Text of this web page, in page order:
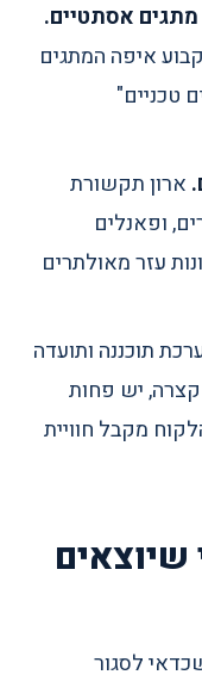
מתגים אסתטיים.
איפה המתגים
טכניים"
ארון תקשורת
ופאנלים
עזר מאולתרים
תוכננה ותועדה
יש פחות
מקבל חוויית
לסגור